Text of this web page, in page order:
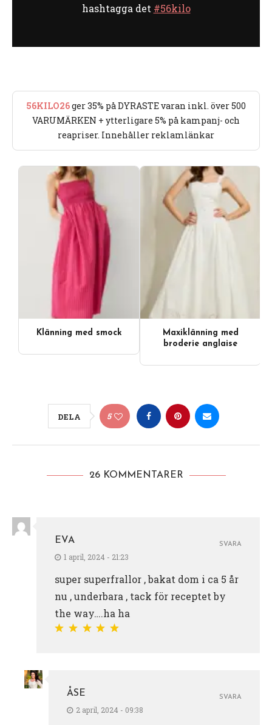
hashtagga det #56kilo
56KILO26ger 35% på DYRASTE varan inkl. över 500
VARUMÄRKEN + ytterligare 5% på kampanj- och
reapriser. Innehåller reklamlänkar
Klänning med smock
Maxiklänning med
broderie anglaise
DELA 5
26 KOMMENTARER
EVA
1 april, 2024 - 21:23
super superfrallor , bakat dom i ca 5 år
nu , underbara , tack för receptet by
the way….ha ha
SVARA
ÅSE
2 april, 2024 - 09:38
SVARA